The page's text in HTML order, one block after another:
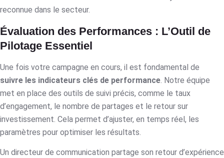
reconnue dans le secteur.
Évaluation des Performances : L’Outil de
Pilotage Essentiel
Une fois votre campagne en cours, il est fondamental de
suivre les indicateurs clés de performance . Notre équipe
met en place des outils de suivi précis, comme le taux
d’engagement, le nombre de partages et le retour sur
investissement. Cela permet d’ajuster, en temps réel, les
paramètres pour optimiser les résultats.
Un directeur de communication partage son retour d’expérience